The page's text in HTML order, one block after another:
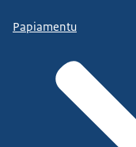
Papiamentu